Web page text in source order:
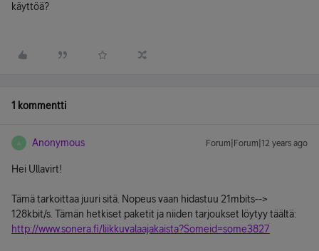
käyttöä?
1 kommentti
A Anonymous Forum|Forum|12 years ago
Hei Ullavirt!
Tämä tarkoittaa juuri sitä. Nopeus vaan hidastuu 21mbits-->
128kbit/s. Tämän hetkiset paketit ja niiden tarjoukset löytyy täältä:
http://www.sonera.fi/liikkuvalaajakaista?Someid=some3827